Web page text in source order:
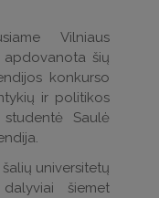
Vilniaus
apdovanota šių
konkurso
ir politikos
Saulė
universitetų
šiemet